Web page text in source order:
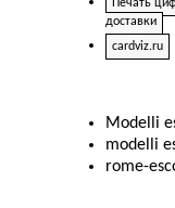
Печать
доставки
cardviz.ru
Modelli
modelli
rome-